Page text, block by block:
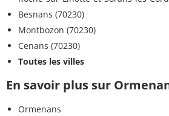
Besnans (70230)
Montbozon (70230)
Cenans (70230)
Toutes les villes
En savoir plus sur
Ormenans